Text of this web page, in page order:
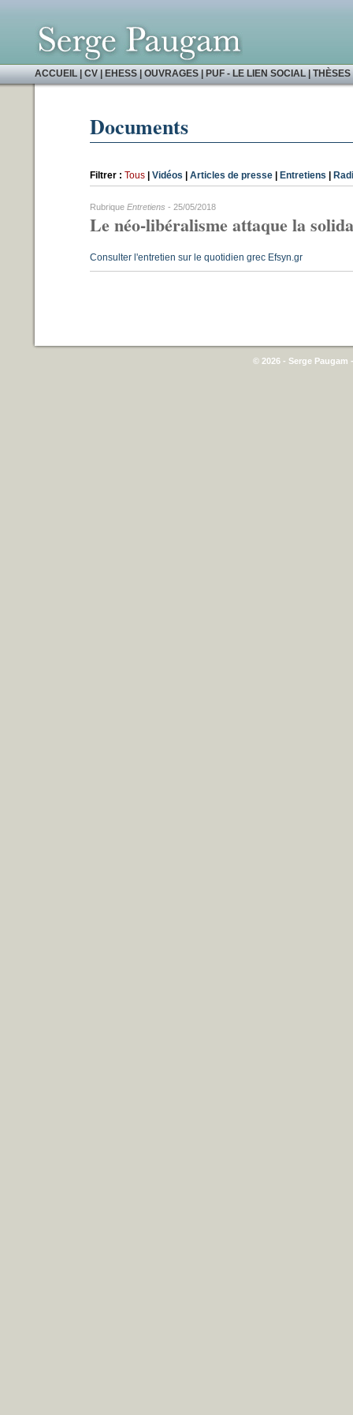
ACCUEIL|CV|EHESS|OUVRAGES|PUF - LE LIEN SOCIAL|THÈSES
Documents
Filtrer : Tous Vidéos Articles de presse Entretiens
Rubrique Entretiens - 25/05/2018
Le néo-libéralisme attaque la
Consulter l'entretien sur le quotidien grec Efsyn.gr
© 2026 - Serge